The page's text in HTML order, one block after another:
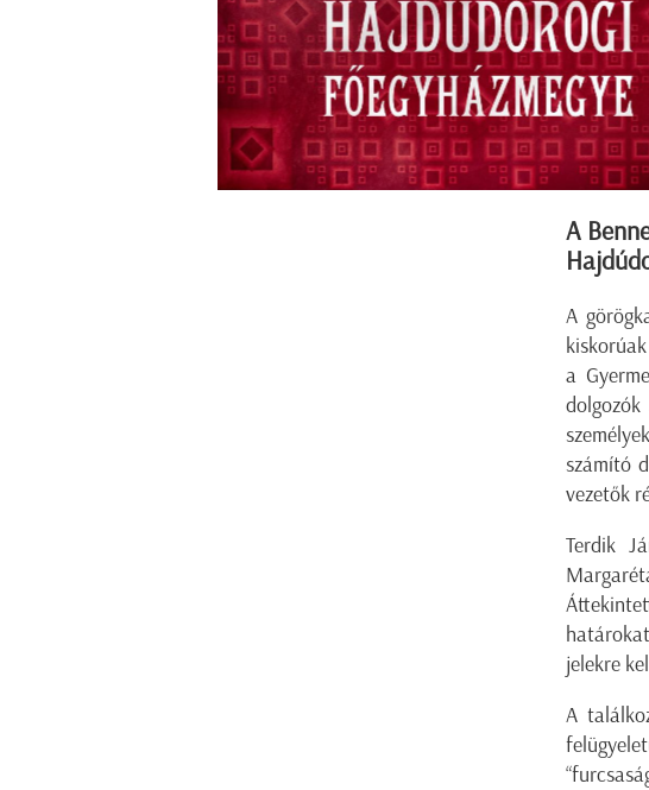
A
A
a
számító
vezetők
Terdik
jelekre
A